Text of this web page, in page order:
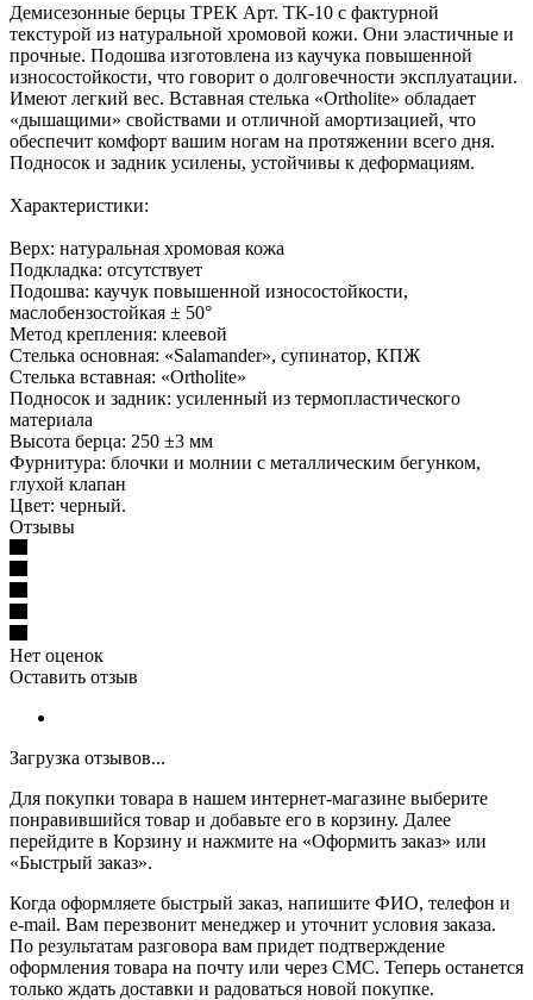
Демисезонные берцы ТРЕК Арт. ТК-10 с фактурной
текстурой из натуральной хромовой кожи. Они эластичные и
прочные. Подошва изготовлена из каучука повышенной
износостойкости, что говорит о долговечности эксплуатации.
Имеют легкий вес. Вставная стелька «Ortholite» обладает
«дышащими» свойствами и отличной амортизацией, что
обеспечит комфорт вашим ногам на протяжении всего дня.
Подносок и задник усилены, устойчивы к деформациям.
Характеристики:
Верх: натуральная хромовая кожа
Подкладка: отсутствует
Подошва: каучук повышенной износостойкости,
маслобензостойкая ± 50°
Метод крепления: клеевой
Стелька основная: «Salamander», супинатор, КПЖ
Стелька вставная: «Ortholite»
Подносок и задник: усиленный из термопластического
материала
Высота берца: 250 ±3 мм
Фурнитура: блочки и молнии с металлическим бегунком,
глухой клапан
Цвет: черный.
Отзывы
Нет оценок
Оставить отзыв
Загрузка отзывов...
Для покупки товара в нашем интернет-магазине выберите
понравившийся товар и добавьте его в корзину. Далее
перейдите в Корзину и нажмите на «Оформить заказ» или
«Быстрый заказ».
Когда оформляете быстрый заказ, напишите ФИО, телефон и
e-mail. Вам перезвонит менеджер и уточнит условия заказа.
По результатам разговора вам придет подтверждение
оформления товара на почту или через СМС. Теперь останется
только ждать доставки и радоваться новой покупке.